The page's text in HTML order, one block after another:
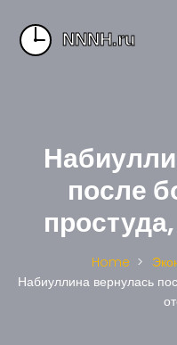
после
Home
Набиуллина вернулась